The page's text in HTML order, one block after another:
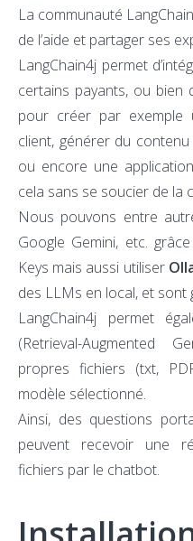
La communauté
de l’aide et partager ses
LangChain4j permet
certains payants, ou bien
pour créer par
client, générer du
ou encore une
cela sans se soucier de la
Nous pouvons entre
Google Gemini, etc.
Keys mais aussi utiliser
des LLMs en local, et sont
LangChain4j permet
(Retrieval-Augmented
propres fichiers (txt,
modèle sélectionné.
Ainsi, des questions
peuvent recevoir une
fichiers par le chatbot.